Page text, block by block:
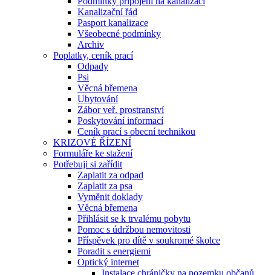
Kanalizační řád
Pasport kanalizace
Všeobecné podmínky
Archiv
Poplatky, ceník prací
Odpady
Psi
Věcná břemena
Ubytování
Zábor veř. prostranství
Poskytování informací
Ceník prací s obecní technikou
KRIZOVÉ ŘÍZENÍ
Formuláře ke stažení
Potřebuji si zařídit
Zaplatit za odpad
Zaplatit za psa
Vyměnit doklady
Věcná břemena
Přihlásit se k trvalému pobytu
Pomoc s údržbou nemovitosti
Příspěvek pro dítě v soukromé školce
Poradit s energiemi
Optický internet
Instalace chráničky na pozemku občanů